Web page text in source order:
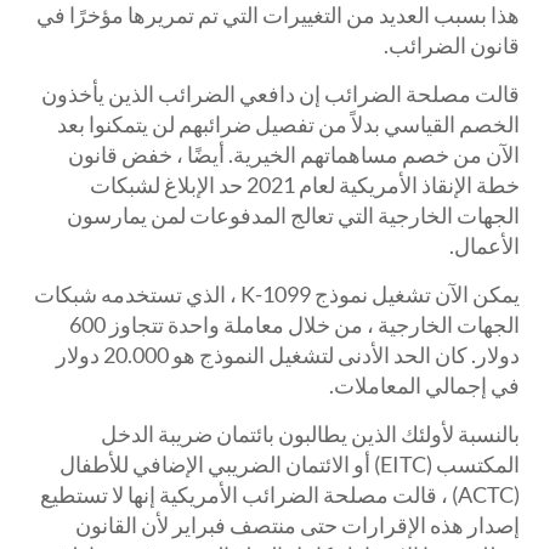
هذا بسبب العديد من التغييرات التي تم تمريرها مؤخرًا في
قانون الضرائب.
قالت مصلحة الضرائب إن دافعي الضرائب الذين يأخذون
الخصم القياسي بدلاً من تفصيل ضرائبهم لن يتمكنوا بعد
الآن من خصم مساهماتهم الخيرية. أيضًا ، خفض قانون
خطة الإنقاذ الأمريكية لعام 2021 حد الإبلاغ لشبكات
الجهات الخارجية التي تعالج المدفوعات لمن يمارسون
الأعمال.
يمكن الآن تشغيل نموذج 1099-K ، الذي تستخدمه شبكات
الجهات الخارجية ، من خلال معاملة واحدة تتجاوز 600
دولار. كان الحد الأدنى لتشغيل النموذج هو 20.000 دولار
في إجمالي المعاملات.
بالنسبة لأولئك الذين يطالبون بائتمان ضريبة الدخل
المكتسب (EITC) أو الائتمان الضريبي الإضافي للأطفال
(ACTC) ، قالت مصلحة الضرائب الأمريكية إنها لا تستطيع
إصدار هذه الإقرارات حتى منتصف فبراير لأن القانون